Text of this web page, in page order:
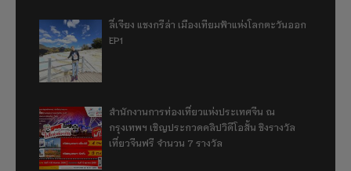
ลี่เจียง แชงกรีล่า เมืองเทียมฟ้าแห่งโลกตะวันออก
EP1
สำนักงานการท่องเที่ยวแห่งประเทศจีน ณ
กรุงเทพฯ เชิญประกวดคลิปวิดีโอสั้น ชิงรางวัล
เที่ยวจีนฟรี จำนวน 7 รางวัล